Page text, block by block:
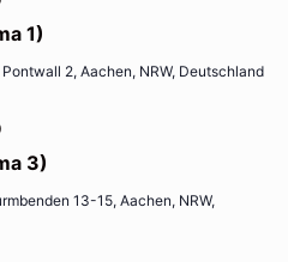
1)
Pontwall 2, Aachen, NRW, Deutschland
3)
13-15, Aachen, NRW,